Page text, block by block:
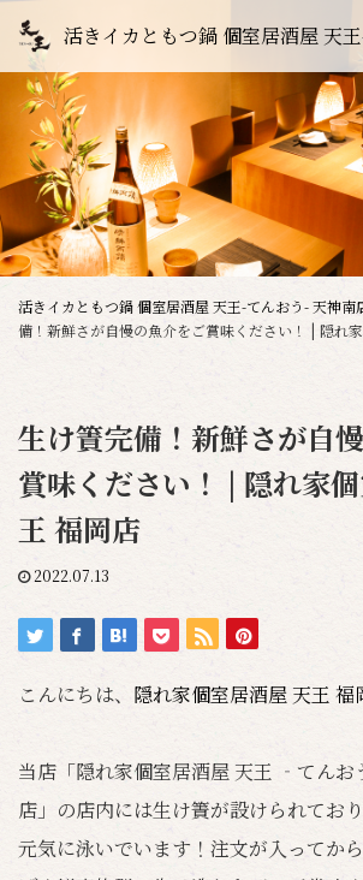
活きイカともつ鍋 個室居酒屋 天
活きイカともつ鍋 個室居酒屋 天王-てんおう- 天神南
備！新鮮さが自慢の魚介をご賞味ください！ | 隠れ
生け簀完備！新鮮さが自
賞味ください！ | 隠れ家
王 福岡店
2022.07.13
こんにちは、 隠れ家個室居酒屋 天王 福
当店「隠れ家個室居酒屋 天王 ‐てん
店」の店内には生け簀が設けられてお
元気に泳いでいます！注文が入ってか